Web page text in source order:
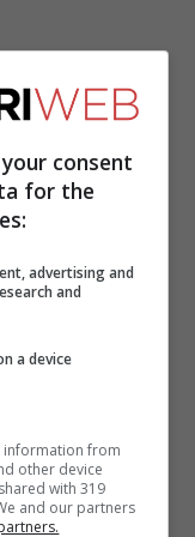
a
le due
l’altra
in
certo male.
consent
for the
advertising and
and
a device
information from
other device
with 319
and our partners